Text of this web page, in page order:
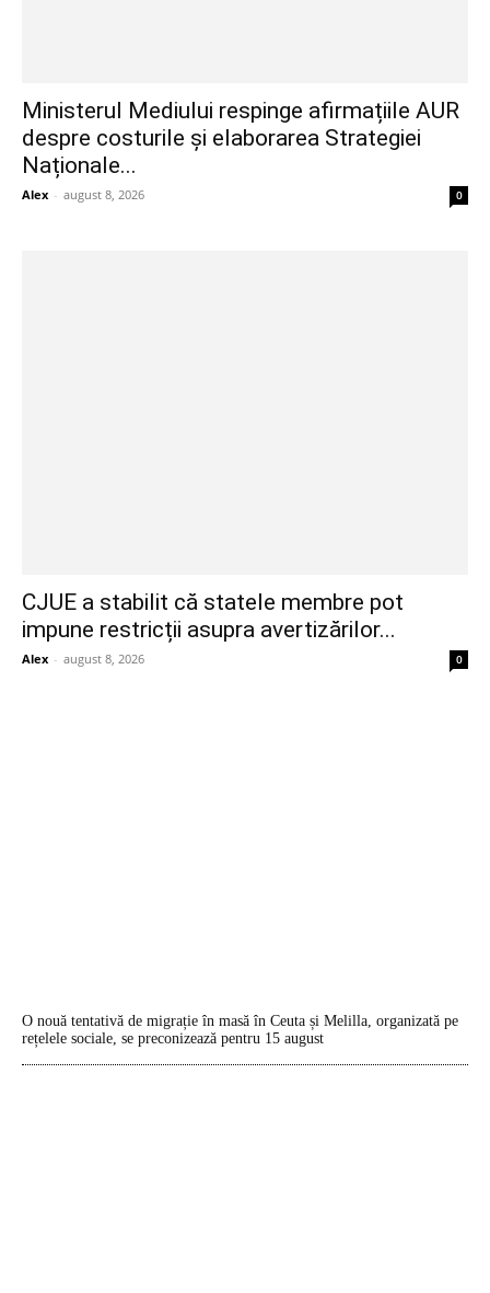
Ministerul Mediului respinge afirmațiile AUR
despre costurile și elaborarea Strategiei
Naționale...
Alex - august 8, 2026 0
CJUE a stabilit că statele membre pot
impune restricții asupra avertizărilor...
Alex - august 8, 2026 0
O nouă tentativă de migrație în masă în Ceuta și Melilla, organizată pe
rețelele sociale, se preconizează pentru 15 august